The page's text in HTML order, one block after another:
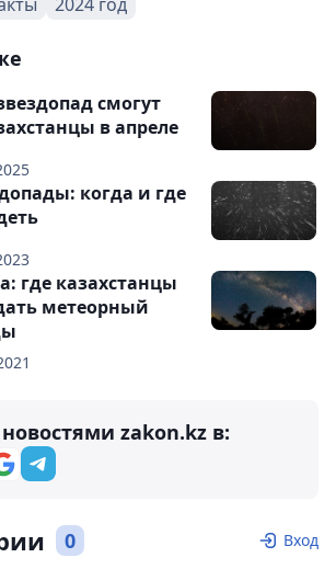
смогут
в апреле
когда и где
где казахстанцы
метеорный
zakon.kz в:
0 Вход